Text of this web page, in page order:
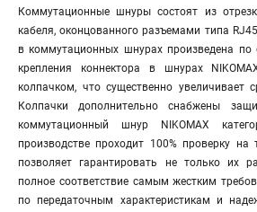
Коммутационные шнуры состоят из
кабеля, оконцованного разъемами типа
в коммутационных шнурах произведена по
крепления коннектора в шнурах
колпачком, что существенно увеличивает
Колпачки дополнительно снабжены
коммутационный шнур NIKOMAX
производстве проходит 100% проверку на
позволяет гарантировать не только их
полное соответствие самым жестким
по передаточным характеристикам и